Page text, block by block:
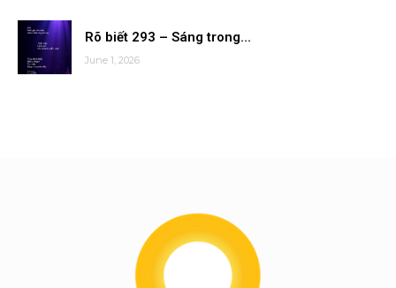
Rõ biết 293 – Sáng trong...
June 1, 2026